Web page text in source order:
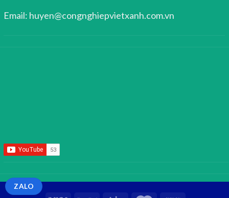
Email: huyen@congnghiepvietxanh.com.vn
ZALO